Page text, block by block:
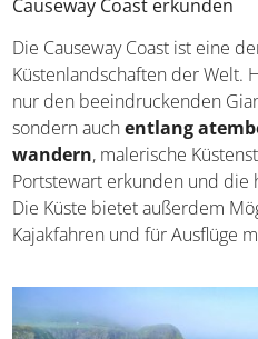
Insel voll auf ihre Kosten. Doch
Nordirland aufgrund der
preisgekrönte Serien gedreht
Causeway Coast erkunden
Die Causeway Coast ist eine
Küstenlandschaften der Welt.
nur den beeindruckenden
Klippenpfade wandern,
Portrush und Portstewart